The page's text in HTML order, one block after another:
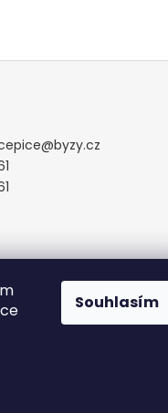
Souhlasím
@byzy.cz